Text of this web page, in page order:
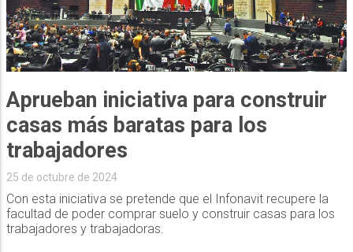
Aprueban iniciativa para construir
casas más baratas para los
trabajadores
25 de octubre de 2024
Con esta iniciativa se pretende que el Infonavit recupere la
facultad de poder comprar suelo y construir casas para los
trabajadores y trabajadoras.